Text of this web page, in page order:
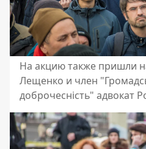
На акцию также пришли
Лещенко и член
доброчесність" адвокат